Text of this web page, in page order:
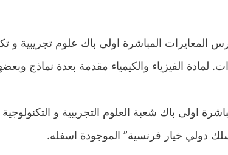
لمادة الفيزياء والكيمياء مقدمة بعدة نماذج
اولى باك شعبة العلوم التجريبية و
مسلك دولي خيار فرنسية” الموجودة اسفله.